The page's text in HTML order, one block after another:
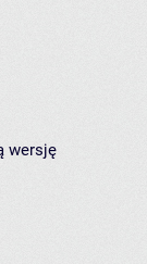
wersję